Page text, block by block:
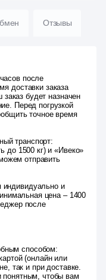
Отзывы
после
доставки заказа
будет назначен
Перед погрузкой
точное время
транспорт:
до 1500 кг) и «Ивеко»
отправить
индивидуально и
цена – 1400
после
способом:
(онлайн или
так и при доставке.
чтобы вам